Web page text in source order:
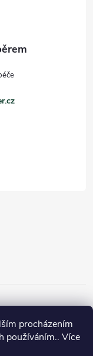
procházením
používáním.. Více